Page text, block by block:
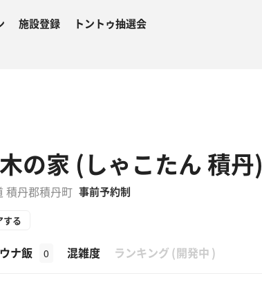
施設登録 トントゥ抽選会
の家 (しゃこたん 積丹)
積丹郡積丹町 事前予約制
する
ナ飯 0 混雑度 ランキング (開発中 )